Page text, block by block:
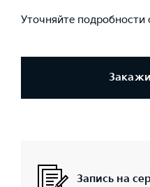
Уточняйте
Запись на